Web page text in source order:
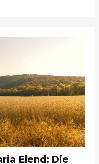
Elend: Die